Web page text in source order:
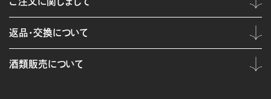
返品・交換について
酒類販売について